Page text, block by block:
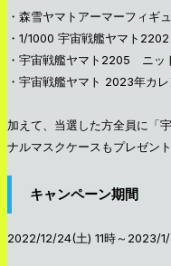
・森雪ヤマトアーマーフィギ
・1/1000 宇宙戦艦ヤマト
・宇宙戦艦ヤマト2205 ニ
・宇宙戦艦ヤマト 2023年カ
加えて、当選した方全員に「
ナルマスクケースもプレゼント
キャンペーン期間
2022/12/24(土) 11時～2023/